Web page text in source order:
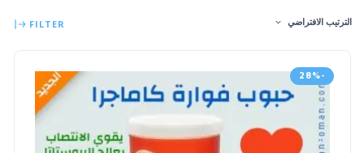
الترتيب الافتراضي FILTER
-28%